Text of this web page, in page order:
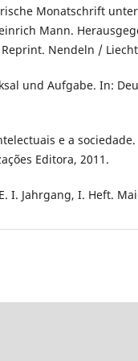
Monatschrift
Mann.
Nendeln /
und Aufgabe. In:
e a
Editora, 2011.
I. Jahrgang, I. Heft.